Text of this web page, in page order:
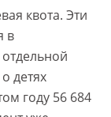
квота. Эти
в
детях
году 56 684